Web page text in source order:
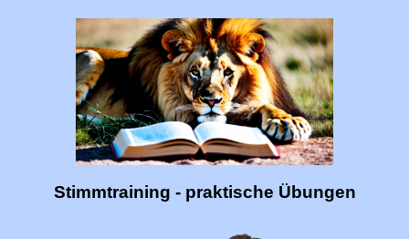
Stimmtraining - praktische Übungen